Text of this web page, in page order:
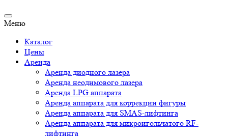
Меню
Каталог
Цены
Аренда
Аренда диодного лазера
Аренда неодимового лазера
Аренда LPG аппарата
Аренда аппарата для коррекции фигуры
Аренда аппарата для SMAS-лифтинга
Аренда аппарата для микроигольчатого RF-
лифтинга